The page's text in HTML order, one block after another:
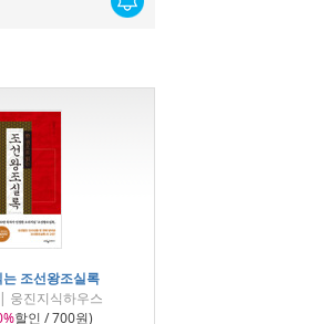
조선왕조실록
웅진지식하우스
할인 / 700원)